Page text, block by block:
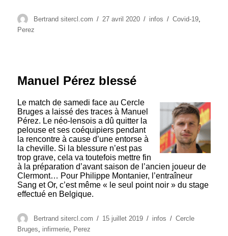
Auteur
Bertrand sitercl.com
Publié
27 avril 2020 Catégories
infos Étiquettes
Covid-19,
Perez
Manuel Pérez blessé
Le match de samedi face au Cercle
Bruges a laissé des traces à Manuel
Pérez. Le néo-lensois a dû quitter la
pelouse et ses coéquipiers pendant
la rencontre à cause d’une entorse à
la cheville. Si la blessure n’est pas
trop grave, cela va toutefois mettre fin
à la préparation d’avant saison de l’ancien joueur de
Clermont… Pour Philippe Montanier, l’entraîneur
Sang et Or, c’est même « le seul point noir » du stage
effectué en Belgique.
Auteur
Bertrand sitercl.com
Publié
15 juillet 2019 Catégories
infos Étiquettes
Cercle
Bruges, infirmerie, Perez